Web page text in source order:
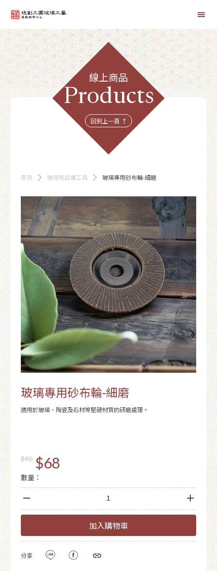
首頁
線上課程
線上商品
Products
回到上一頁 ↑
首頁 玻璃瓶設備工具 玻璃專用砂布輪-細磨
玻璃專用砂布輪-細磨
適用於玻璃、陶瓷及石材等堅硬材質的研磨處理。
$80 $68
數量：
加入購物車
分享